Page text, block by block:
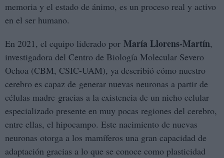
memoria y el estado de ánimo, es un proceso real y activo
en el ser humano.
En 2021, el equipo liderado por María Llorens-Martín,
investigadora del Centro de Biología Molecular Severo
Ochoa (CBM, CSIC-UAM), ya describió cómo nuestro
cerebro es capaz de generar nuevas neuronas a partir de
células madre gracias a la existencia de un nicho celular
especializado presente en muy pocas regiones del cerebro,
entre ellas, el hipocampo. Este nacimiento de nuevas
neuronas otorga a los mamíferos una gran capacidad de
adaptación gracias a lo que se conoce como plasticidad